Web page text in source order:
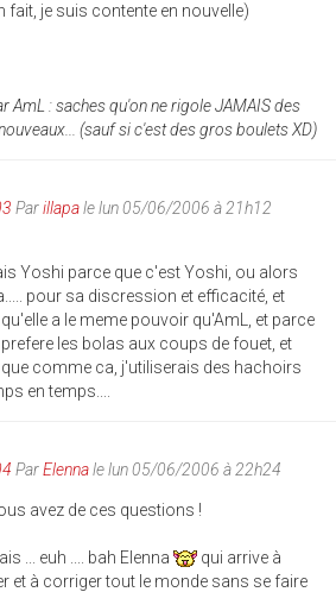
fait, je suis contente en nouvelle)
AmL : saches qu'on ne rigole JAMAIS des
(sauf si c'est des gros boulets XD)
Parillapale lun 05/06/2006 à 21h12
Yoshi parce que c'est Yoshi, ou alors
pour sa discression et efficacité, et
a le meme pouvoir qu'AmL, et parce
prefere les bolas aux coups de fouet, et
comme ca, j'utiliserais des hachoirs
en temps....
ParElennale lun 05/06/2006 à 22h24
avez de ces questions !
... euh .... bah Elenna
qui arrive à
et à corriger tout le monde sans se faire